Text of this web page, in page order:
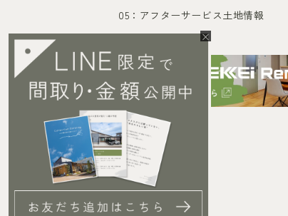
×
05：アフターサービス土地情報